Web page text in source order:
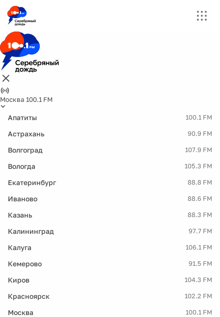
Москва 100.1 FM
Апатиты 100.1 FM
Астрахань 90.9 FM
Волгоград 107.9 FM
Вологда 105.3 FM
Екатеринбург 88.8 FM
Иваново 88.6 FM
Казань 88.3 FM
Калининград 97.7 FM
Калуга 106.1 FM
Кемерово 91.5 FM
Киров 104.3 FM
Красноярск 102.2 FM
Москва 100.1 FM